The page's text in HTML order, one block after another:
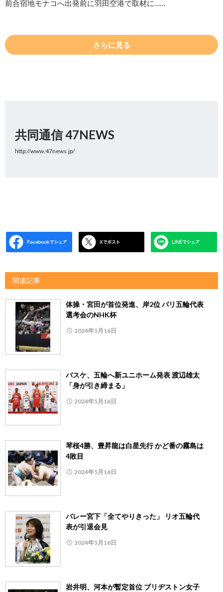
前合宿地モナコへ出発前に羽田空港で取材に……
さらに見る
共同通信 47NEWS
http://www.47news.jp/
関連記事
体操・宮田が首位発進、岸2位 パリ五輪代表
選考会のNHK杯
2024年5月16日
バスケ、五輪へ新ユニホーム発表 渡辺雄太
「身が引き締まる」
2024年5月16日
琴桜4勝、豊昇龍は白星先行 かど番の霧島は
4敗目
2024年5月16日
バレー宮下「全てやりきった」 リオ五輪代
表が引退会見
2024年5月16日
岩井明、河本が暫定首位 ブリヂストン女子